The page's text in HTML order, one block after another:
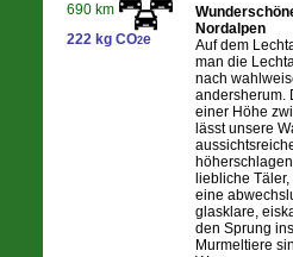
690 km
222 kg CO2e
Nordalpen
Auf dem
man die
nach
andersherum.
einer Höhe
lässt unsere
liebliche
eine
glasklare,
den Sprung
Murmeltiere